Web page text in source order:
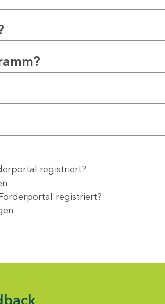
registriert?
registriert?